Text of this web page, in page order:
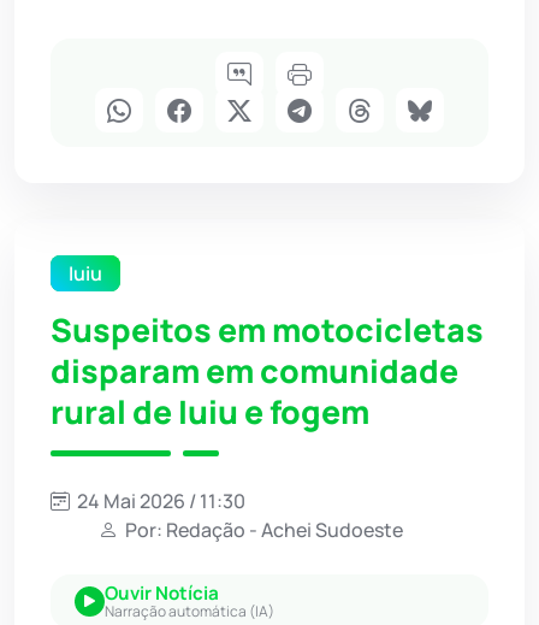
Iuiu
Suspeitos em motocicletas
disparam em comunidade
rural de Iuiu e fogem
24 Mai 2026 / 11:30
Por: Redação - Achei Sudoeste
Ouvir Notícia
Narração automática (IA)